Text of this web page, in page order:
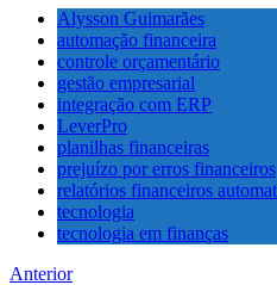
Alysson Guimarães
automação financeira
controle orçamentário
gestão empresarial
integração com ERP
LeverPro
planilhas financeiras
prejuízo por erros financeiros
relatórios financeiros
tecnologia
tecnologia em finanças
Anterior